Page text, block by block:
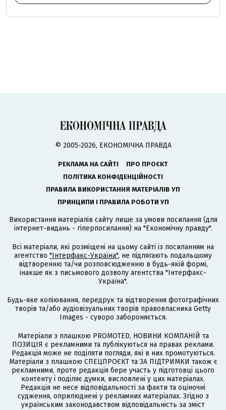
© 2005-2026, ЕКОНОМІЧНА ПРАВДА
РЕКЛАМА НА САЙТІ
ПРО ПРОЄКТ
ПОЛІТИКА КОНФІДЕНЦІЙНОСТІ
ПРАВИЛА ВИКОРИСТАННЯ МАТЕРІАЛІВ УП
ПРИНЦИПИ І ПРАВИЛА РОБОТИ УП
Використання матеріалів сайту лише за умови посилання (для
інтернет-видань - гіперпосилання) на "Економічну правду".
Всі матеріали, які розміщені на цьому сайті із посиланням на
агентство "Інтерфакс-Україна", не підлягають подальшому
відтворенню та/чи розповсюдженню в будь-якій формі,
інакше як з письмового дозволу агентства "Інтерфакс-
Україна".
Будь-яке копіювання, передрук та відтворення фотографічних
творів та/або аудіовізуальних творів правовласника Getty
Images - суворо забороняється.
Матеріали з плашкою PROMOTED, НОВИНИ КОМПАНІЙ та
ПОЗИЦІЯ є рекламними та публікуються на правах реклами.
Редакція може не поділяти погляди, які в них промотуються.
Матеріали з плашкою СПЕЦПРОЄКТ та ЗА ПІДТРИМКИ також є
рекламними, проте редакція бере участь у підготовці цього
контенту і поділяє думки, висловлені у цих матеріалах.
Редакція не несе відповідальності за факти та оціночні
судження, оприлюднені у рекламних матеріалах. Згідно з
українським законодавством відповідальність за зміст